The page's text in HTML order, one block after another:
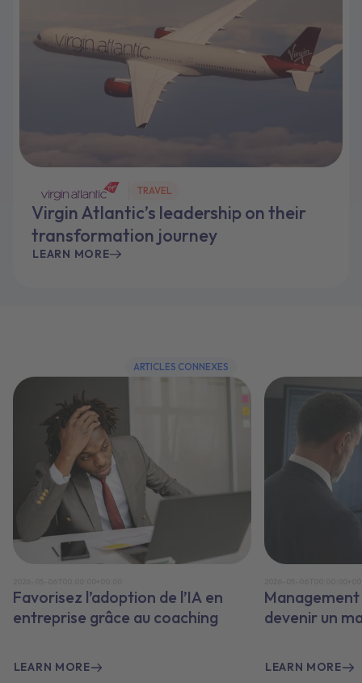
TRAVEL
Virgin Atlantic’s leadership on their
transformation journey
LEARN MORE
ARTICLES CONNEXES
Favorisez l’adoption de l’IA en
entreprise grâce au coaching
LEARN MORE
devenir un
LEARN MORE